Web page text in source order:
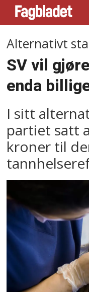
Alternativt
SV vil
enda
I sitt
partiet satt
kroner til